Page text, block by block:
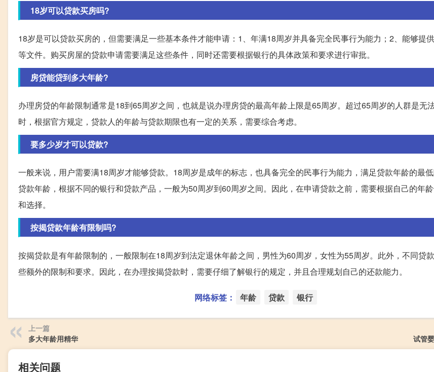
18岁可以贷款买房吗?
18岁是可以贷款买房的，但需要满足一些基本条件才能申请：1、年满18周岁并具备完全民事行为能力；2、能够提
等文件。购买房屋的贷款申请需要满足这些条件，同时还需要根据银行的具体政策和要求进行审批。
房贷能贷到多大年龄?
办理房贷的年龄限制通常是18到65周岁之间，也就是说办理房贷的最高年龄上限是65周岁。超过65周岁的人群是无
时，根据官方规定，贷款人的年龄与贷款期限也有一定的关系，需要综合考虑。
要多少岁才可以贷款?
一般来说，用户需要满18周岁才能够贷款。18周岁是成年的标志，也具备完全的民事行为能力，满足贷款年龄的最
贷款年龄，根据不同的银行和贷款产品，一般为50周岁到60周岁之间。因此，在申请贷款之前，需要根据自己的年
和选择。
按揭贷款年龄有限制吗?
按揭贷款是有年龄限制的，一般限制在18周岁到法定退休年龄之间，男性为60周岁，女性为55周岁。此外，不同贷
些额外的限制和要求。因此，在办理按揭贷款时，需要仔细了解银行的规定，并且合理规划自己的还款能力。
网络标签： 年龄 贷款 银行
上一篇
多大年龄用精华
试管
相关问题